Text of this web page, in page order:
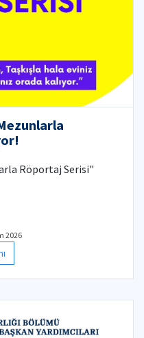
Röportaj Serisi"
2026